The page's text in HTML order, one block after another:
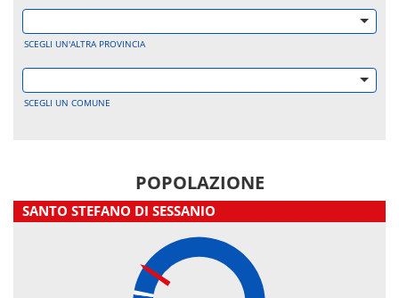
SCEGLI UN'ALTRA PROVINCIA
SCEGLI UN COMUNE
POPOLAZIONE
SANTO STEFANO DI SESSANIO